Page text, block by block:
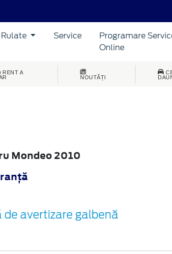
Service
Programare
Online
RENT A
NOUTĂȚI
Mondeo 2010
de avertizare galbenă